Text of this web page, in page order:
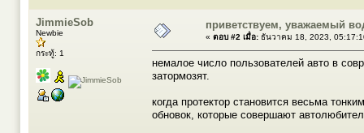
JimmieSob
Newbie
กระทู้: 1
приветствуем, уважаемый
« ตอบ #2 เมื่อ: ธันวาคม 18, 2023,
немалое число пользователей авто в
затормозят.
когда протектор становится весьма
обновок, которые совершают